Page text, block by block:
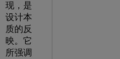
现，是
设计本
质的反
映。它
所强调